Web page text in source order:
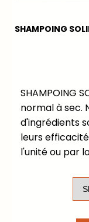
SHAMPOING
SHAMPOING
normal à sec.
d'ingrédients
leurs
l'unité ou par